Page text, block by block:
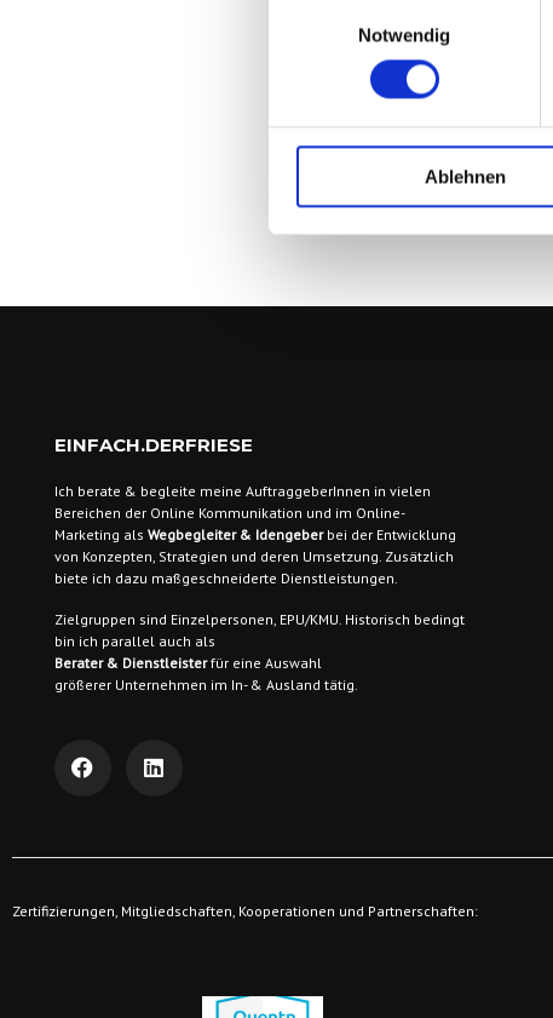
Notwendig
Ablehnen
EINFACH.DERFRIESE
Ich berate & begleite meine AuftraggeberInnen in vielen
Bereichen der Online Kommunikation und im Online-
Marketing als Wegbegleiter & Idengeber bei der Entwicklung
von Konzepten, Strategien und deren Umsetzung. Zusätzlich
biete ich dazu maßgeschneiderte Dienstleistungen.
Zielgruppen sind Einzelpersonen, EPU/KMU. Historisch bedingt
bin ich parallel auch als
Berater & Dienstleisterfür eine Auswahl
größerer Unternehmen im In- & Ausland tätig.
Zertifizierungen, Mitgliedschaften, Kooperationen und Partnerschaften: